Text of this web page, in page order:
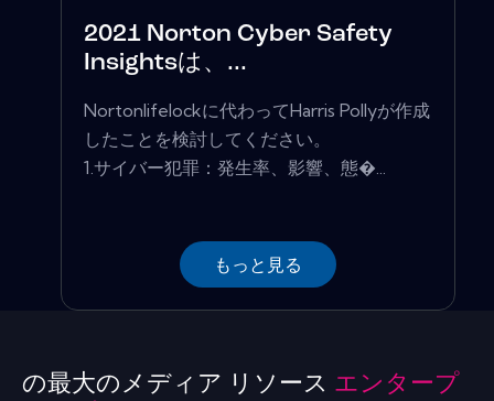
2021 Norton Cyber​​ Safety
Insightsは、...
Nortonlifelockに代わってHarris Pollyが作成
したことを検討してください。
1.サイバー犯罪：発生率、影響、態�...
もっと見る
の最大のメディア リソース エンタープ